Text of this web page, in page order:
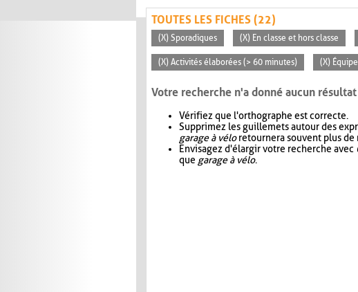
TOUTES LES FICHES (22)
(X) Sporadiques (X) En classe et hors classe
(X) Activités élaborées (> 60 minutes) (X) Équipe
Votre recherche n'a donné aucun résultat
Vérifiez que l'orthographe est correcte.
Supprimez les guillemets autour des
garage à véloretournera souvent plus de
Envisagez d'élargir votre recherche avec
que garage à vélo.